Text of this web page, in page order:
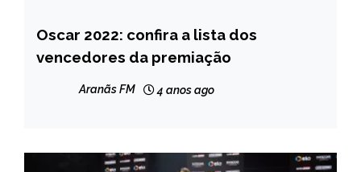
ENTRETENIMENTO
Oscar 2022: confira a lista dos
vencedores da premiação
Aranãs FM 4 anos ago